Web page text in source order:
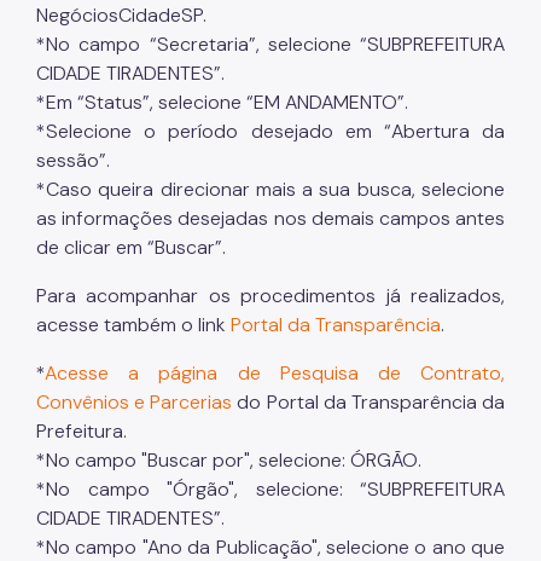
NegóciosCidadeSP.
*No campo “Secretaria”, selecione “SUBPREFEITURA
CIDADE TIRADENTES”.
*Em “Status”, selecione “EM ANDAMENTO”.
*Selecione o período desejado em “Abertura da
sessão”.
*Caso queira direcionar mais a sua busca, selecione
as informações desejadas nos demais campos antes
de clicar em “Buscar”.
Para acompanhar os procedimentos já realizados,
acesse também o link Portal da Transparência.
*Acesse a página de Pesquisa de Contrato,
Convênios e Parcerias do Portal da Transparência da
Prefeitura.
*No campo "Buscar por", selecione: ÓRGÃO.
*No campo "Órgão", selecione: “SUBPREFEITURA
CIDADE TIRADENTES”.
*No campo "Ano da Publicação", selecione o ano que